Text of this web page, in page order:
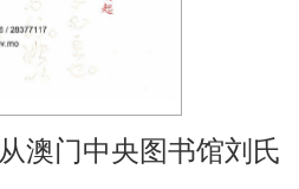
澳门中央图书馆刘氏